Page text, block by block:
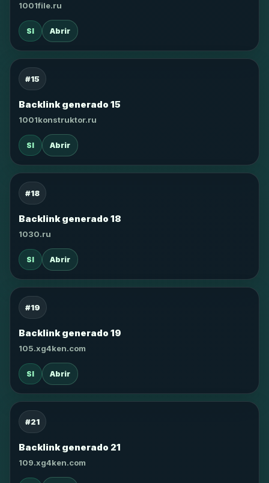
1001file.ru
SI Abrir
#15
Backlink generado 15
1001konstruktor.ru
SI Abrir
#18
Backlink generado 18
1030.ru
SI Abrir
#19
Backlink generado 19
105.xg4ken.com
SI Abrir
#21
Backlink generado 21
109.xg4ken.com